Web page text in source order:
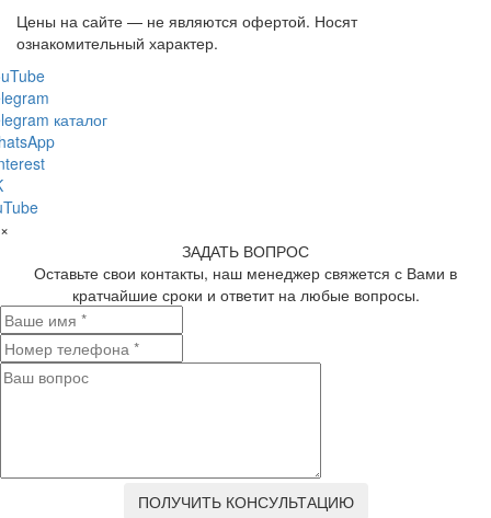
Цены на сайте — не являются офертой. Носят
ознакомительный характер.
каталог
×
ЗАДАТЬ ВОПРОС
Оставьте свои контакты, наш менеджер свяжется с Вами в
кратчайшие сроки и ответит на любые вопросы.